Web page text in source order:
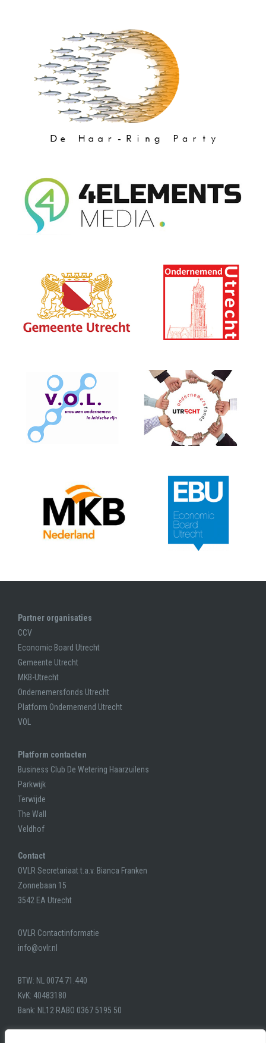
Partner organisaties
CCV
Economic Board Utrecht
Gemeente Utrecht
MKB-Utrecht
Ondernemersfonds Utrecht
Platform Ondernemend Utrecht
VOL
Platform contacten
Business Club De Wetering Haarzuilens
Parkwijk
Terwijde
The Wall
Veldhof
Contact
OVLR Secretariaat t.a.v. Bianca Franken
Zonnebaan 15
3542 EA Utrecht
OVLR Contactinformatie
info@ovlr.nl
BTW: NL 0074.71.440
KvK: 40483180
Bank: NL12 RABO 0367 5195 50